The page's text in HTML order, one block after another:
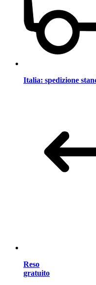
Italia: spedizione
Reso
gratuito